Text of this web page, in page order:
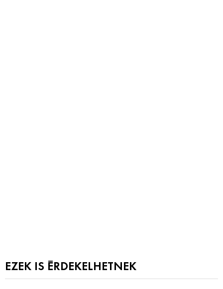
EZEK IS ÉRDEKELHETNEK